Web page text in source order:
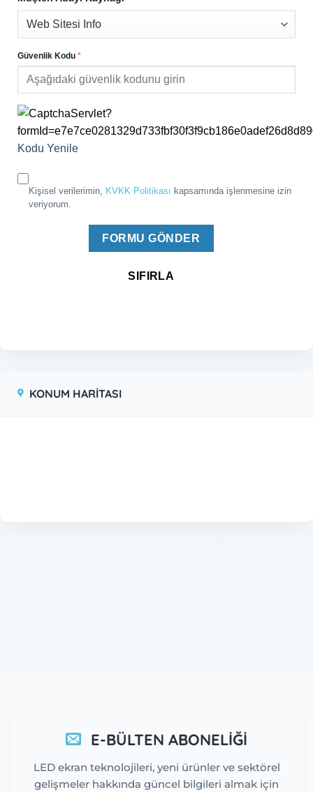
Güvenlik Kodu *
Kodu Yenile
Kişisel verilerimin, KVKK Politikası kapsamında işlenmesine izin
veriyorum.
KONUM HARİTASI
E-BÜLTEN ABONELİĞİ
LED ekran teknolojileri, yeni ürünler ve sektörel
gelişmeler hakkında güncel bilgileri almak için